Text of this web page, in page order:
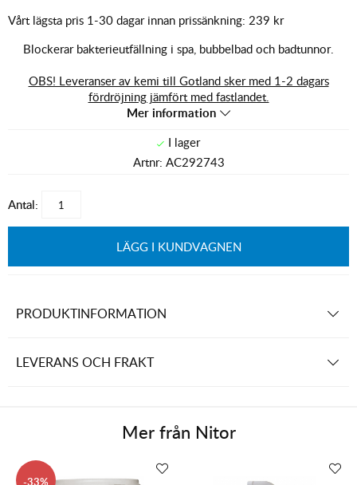
Vårt lägsta pris 1-30 dagar innan prissänkning: 239 kr
Blockerar bakterieutfällning i spa, bubbelbad och badtunnor.
OBS! Leveranser av kemi till Gotland sker med 1-2 dagars
fördröjning jämfört med fastlandet.
Mer information
Artnr: AC292743
Antal:
LÄGG I KUNDVAGNEN
PRODUKTINFORMATION
LEVERANS OCH FRAKT
Mer från Nitor
33